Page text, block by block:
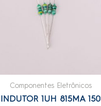
Componentes Eletrônicos
INDUTOR 1UH 815MA 150